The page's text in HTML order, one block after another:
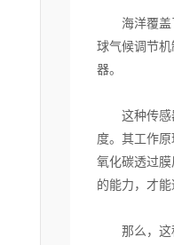
海洋覆盖了
球气候调节
器。
这种传感器
度。其工作
氧化碳透过
的能力，才
那么，这种